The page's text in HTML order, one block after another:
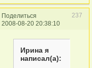
Поделиться
237
2008-08-20 20:38:10
Ирина я
написал(а):